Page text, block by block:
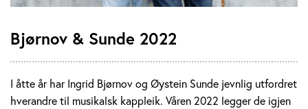
Bjørnov & Sunde 2022
I åtte år har Ingrid Bjørnov og Øystein Sunde jevnlig utfordret
hverandre til musikalsk kappleik. Våren 2022 legger de igjen